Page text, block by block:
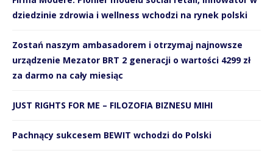
dziedzinie zdrowia i wellness wchodzi na rynek polski
Zostań naszym ambasadorem i otrzymaj najnowsze
urządzenie Mezator BRT 2 generacji o wartości 4299 zł
za darmo na cały miesiąc
JUST RIGHTS FOR ME – FILOZOFIA BIZNESU MIHI
Pachnący sukcesem BEWIT wchodzi do Polski